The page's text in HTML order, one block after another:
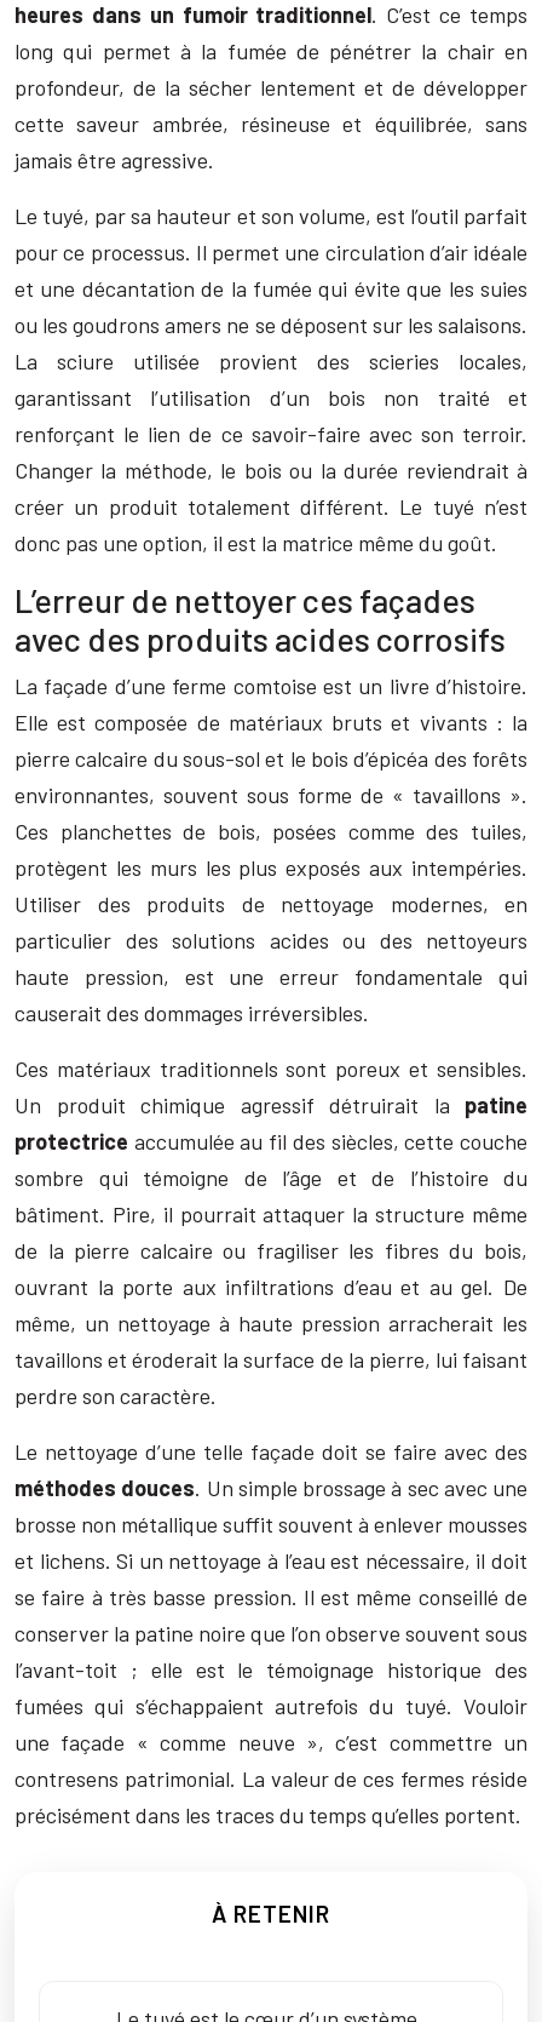
heures dans un fumoir traditionnel. C’est ce temps
long qui permet à la fumée de pénétrer la chair en
profondeur, de la sécher lentement et de développer
cette saveur ambrée, résineuse et équilibrée, sans
jamais être agressive.
Le tuyé, par sa hauteur et son volume, est l’outil parfait
pour ce processus. Il permet une circulation d’air idéale
et une décantation de la fumée qui évite que les suies
ou les goudrons amers ne se déposent sur les salaisons.
La sciure utilisée provient des scieries locales,
garantissant l’utilisation d’un bois non traité et
renforçant le lien de ce savoir-faire avec son terroir.
Changer la méthode, le bois ou la durée reviendrait à
créer un produit totalement différent. Le tuyé n’est
donc pas une option, il est la matrice même du goût.
L’erreur de nettoyer ces façades
avec des produits acides corrosifs
La façade d’une ferme comtoise est un livre d’histoire.
Elle est composée de matériaux bruts et vivants : la
pierre calcaire du sous-sol et le bois d’épicéa des forêts
environnantes, souvent sous forme de « tavaillons ».
Ces planchettes de bois, posées comme des tuiles,
protègent les murs les plus exposés aux intempéries.
Utiliser des produits de nettoyage modernes, en
particulier des solutions acides ou des nettoyeurs
haute pression, est une erreur fondamentale qui
causerait des dommages irréversibles.
Ces matériaux traditionnels sont poreux et sensibles.
Un produit chimique agressif détruirait la patine
protectrice accumulée au fil des siècles, cette couche
sombre qui témoigne de l’âge et de l’histoire du
bâtiment. Pire, il pourrait attaquer la structure même
de la pierre calcaire ou fragiliser les fibres du bois,
ouvrant la porte aux infiltrations d’eau et au gel. De
même, un nettoyage à haute pression arracherait les
tavaillons et éroderait la surface de la pierre, lui faisant
perdre son caractère.
Le nettoyage d’une telle façade doit se faire avec des
méthodes douces. Un simple brossage à sec avec une
brosse non métallique suffit souvent à enlever mousses
et lichens. Si un nettoyage à l’eau est nécessaire, il doit
se faire à très basse pression. Il est même conseillé de
conserver la patine noire que l’on observe souvent sous
l’avant-toit ; elle est le témoignage historique des
fumées qui s’échappaient autrefois du tuyé. Vouloir
une façade « comme neuve », c’est commettre un
contresens patrimonial. La valeur de ces fermes réside
précisément dans les traces du temps qu’elles portent.
À RETENIR